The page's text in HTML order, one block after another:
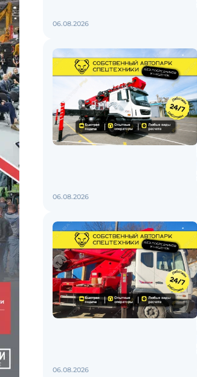
06.08.2026
06.08.2026
06.08.2026